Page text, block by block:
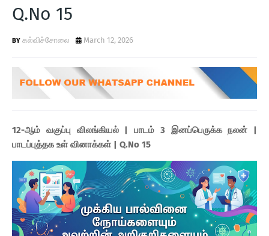
Q.No 15
கல்விச்சோலை March 12, 2026
12-ஆம் வகுப்பு விலங்கியல் | பாடம் 3 இனப்பெருக்க நலன் |
பாடப்புத்தக உள் வினாக்கள் | Q.No 15